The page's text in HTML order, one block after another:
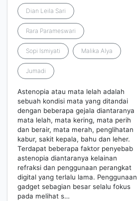
Dian Leila Sari
Rara Parameswari
Sopi Ismiyati Malika Alya
Jumadi
Astenopia atau mata lelah adalah
sebuah kondisi mata yang ditandai
dengan beberapa gejala diantaranya
mata lelah, mata kering, mata perih
dan berair, mata merah, penglihatan
kabur, sakit kepala, bahu dan leher.
Terdapat beberapa faktor penyebab
astenopia diantaranya kelainan
refraksi dan penggunaan perangkat
digital yang terlalu lama. Penggunaan
gadget sebagian besar selalu fokus
pada melihat s…